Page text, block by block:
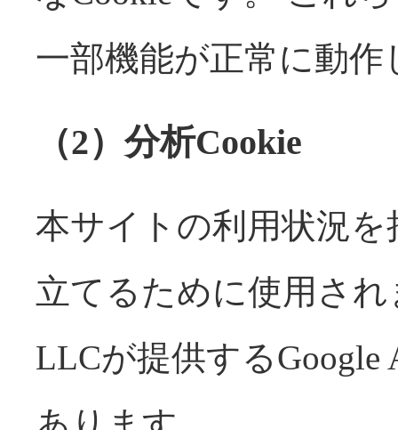
一部機能が正常に動
（2）分析Cookie
本サイトの利用状況
立てるために使用さ
LLCが提供するGoogle